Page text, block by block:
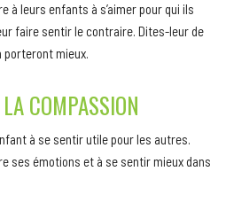
à leurs enfants à s’aimer pour qui ils
faire sentir le contraire. Dites-leur de
porteront mieux.
COMPASSION
à se sentir utile pour les autres.
ses émotions et à se sentir mieux dans